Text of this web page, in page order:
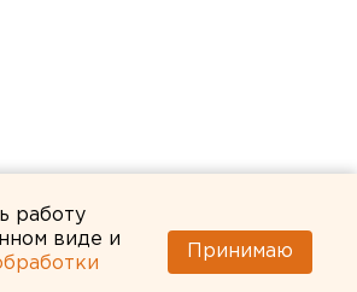
работу
виде и
Принимаю